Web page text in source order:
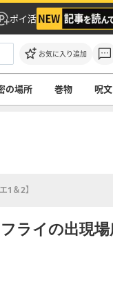
ポイ活
お気に入り追加
の場所 巻物 呪文
1＆2】
ライの出現